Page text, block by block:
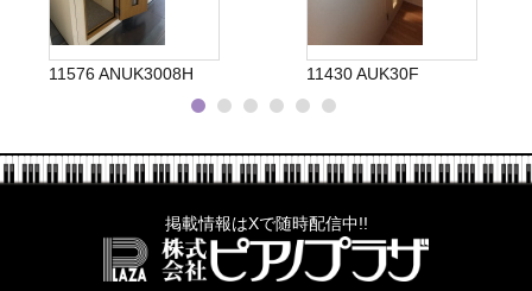
11576 ANUK3008H 11430 AUK30F
掲載情報はXで随時配信中!!